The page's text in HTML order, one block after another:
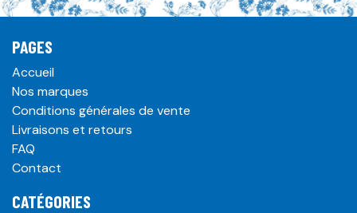
PAGES
Accueil
Nos marques
Conditions générales de vente
Livraisons et retours
FAQ
Contact
CATÉGORIES